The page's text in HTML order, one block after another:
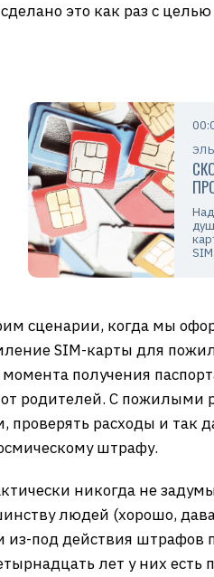
это как раз с
сценарии, когда мы
SIM-карты для
момента получения
от родителей. С
проверять расходы и
штрафу.
никогда не
людей (хорошо,
из-под действия
лет у них есть